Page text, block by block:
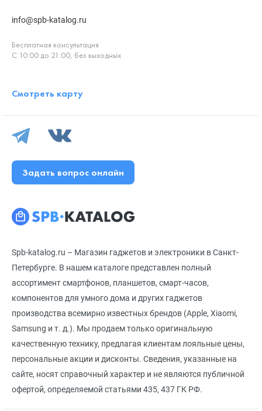
Spb-katalog.ru – Магазин гаджетов и электроники в Санкт-
Петербурге. В нашем каталоге представлен полный
ассортимент смартфонов, планшетов, смарт-часов,
компонентов для умного дома и других гаджетов
производства всемирно известных брендов (Apple, Xiaomi,
Samsung и т. д.). Мы продаем только оригинальную
качественную технику, предлагая клиентам лояльные цены,
персональные акции и дисконты. Сведения, указанные на
сайте, носят справочный характер и не являются публичной
офертой, определяемой статьями 435, 437 ГК РФ.
info@spb-katalog.ru
Бесплатная консультация
С 10:00 до 21:00, без выходных
Смотреть карту
Задать вопрос онлайн